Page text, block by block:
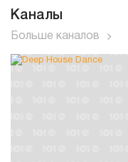
Каналы
Больше каналов